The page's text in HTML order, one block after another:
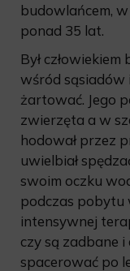
budowlańcem,
ponad 35 lat.
Był
wśród sąsiadów
żartować. Jego
zwierzęta a w
hodował przez
uwielbiał
swoim oczku
podczas pobytu
intensywnej
czy są zadbane i
spacerować po